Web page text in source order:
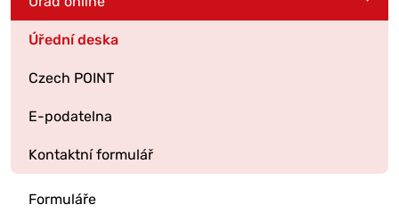
Úřední deska
Czech POINT
E-podatelna
Kontaktní formulář
Formuláře